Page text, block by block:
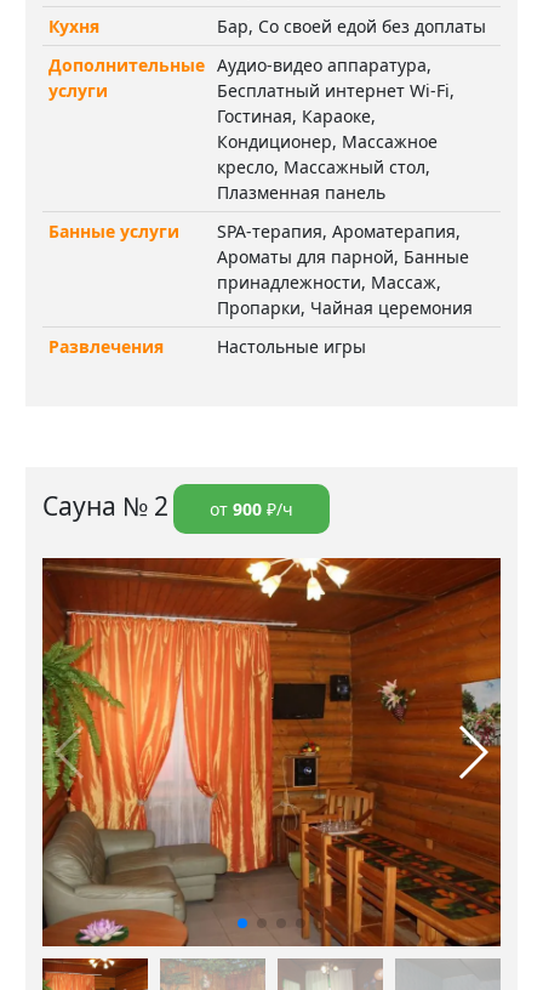
Кухня
Бар, Со своей едой без доплаты
Дополнительные
услуги
Аудио-видео аппаратура,
Бесплатный интернет Wi-Fi,
Гостиная, Караоке,
Кондиционер, Массажное
кресло, Массажный стол,
Плазменная панель
Банные услуги
SPA-терапия, Ароматерапия,
Ароматы для парной, Банные
принадлежности, Массаж,
Пропарки, Чайная церемония
Развлечения
Настольные игры
Сауна № 2 от 900 ₽/ч